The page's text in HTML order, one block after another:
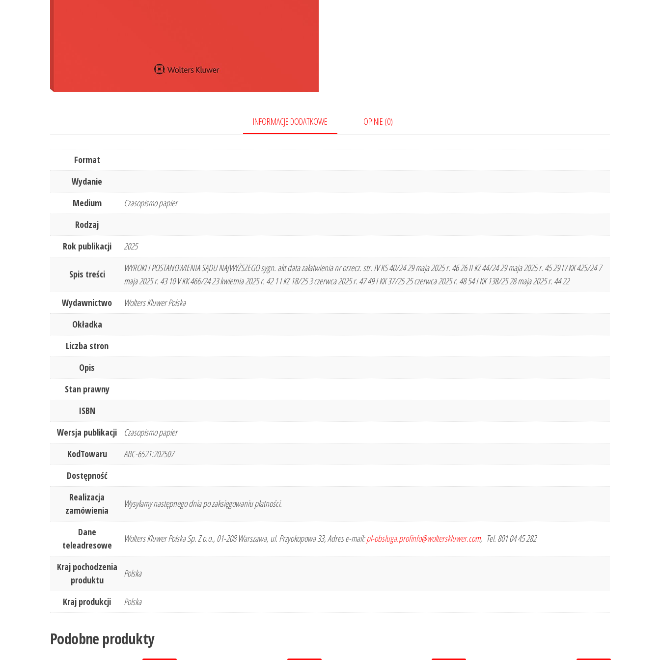
INFORMACJE DODATKOWE OPINIE (0)
Format
Wydanie
Medium
Czasopismo papier
Rodzaj
Rok publikacji
2025
Spis treści
WYROKI I POSTANOWIENIA SĄDU NAJWYŻSZEGO sygn. akt data załatwienia nr orzecz. str. IV KS 40/24 29 maja 2025 r. 46 26 II KZ 44/24 29 maja 2025 r. 45 29 IV KK 425/24 7
maja 2025 r. 43 10 V KK 466/24 23 kwietnia 2025 r. 42 1 I KZ 18/25 3 czerwca 2025 r. 47 49 I KK 37/25 25 czerwca 2025 r. 48 54 I KK 138/25 28 maja 2025 r. 44 22
Wydawnictwo
Wolters Kluwer Polska
Okładka
Liczba stron
Opis
Stan prawny
ISBN
Wersja publikacji
Czasopismo papier
KodTowaru
ABC-6521:202507
Dostępność
Realizacja
zamówienia
Wysyłamy następnego dnia po zaksięgowaniu płatności.
Dane
teleadresowe
Wolters Kluwer Polska Sp. Z o.o., 01-208 Warszawa, ul. Przyokopowa 33, Adres e-mail:pl-obsluga.profinfo@wolterskluwer.com, Tel. 801 04 45 282
Kraj pochodzenia
produktu
Polska
Kraj produkcji Polska
Podobne produkty